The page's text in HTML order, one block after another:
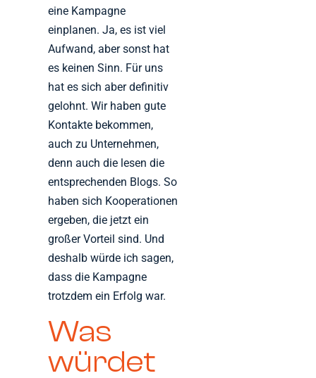
eine Kampagne
einplanen. Ja, es ist viel
Aufwand, aber sonst hat
es keinen Sinn. Für uns
hat es sich aber definitiv
gelohnt. Wir haben gute
Kontakte bekommen,
auch zu Unternehmen,
denn auch die lesen die
entsprechenden Blogs. So
haben sich Kooperationen
ergeben, die jetzt ein
großer Vorteil sind. Und
deshalb würde ich sagen,
dass die Kampagne
trotzdem ein Erfolg war.
Was
würdet